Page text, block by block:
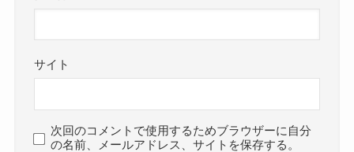
サイト
次回のコメントで使用するためブラウザーに自分
の名前、メールアドレス、サイトを保存する。